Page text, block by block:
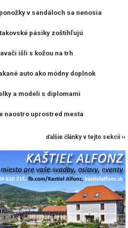
v sandáloch sa nenosia
pásiky zoštíhľujú
išli s kožou na trh
auto ako módny doplnok
a modeli s diplomami
naostro uprostred mesta
ďalšie články v tejto sekcii ››